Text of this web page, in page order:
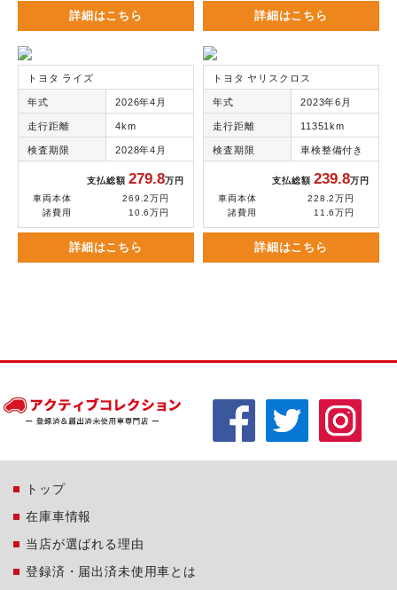
詳細はこちら 詳細はこちら
トヨタ ライズ
年式 2026年4月
走行距離 4km
検査期限 2028年4月
支払総額279.8万円
車両本体
269.2万円
諸費用
10.6万円
詳細はこちら
トヨタ ヤリスクロス
年式 2023年6月
走行距離 11351km
検査期限 車検整備付き
支払総額239.8万円
車両本体
228.2万円
諸費用
11.6万円
詳細はこちら
トップ
在庫車情報
当店が選ばれる理由
登録済・届出済未使用車とは